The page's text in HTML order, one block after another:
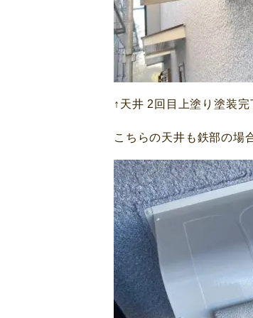
↑天井 2回目上塗り塗装完
こちらの天井も鉄部の場